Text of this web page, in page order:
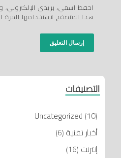
احفظ اسمي، بريدي الإلكتروني،
هذا المتصفح لاستخدامها المرة
التصنيفات
Uncategorized (10)
أخبار تقنية (6)
إنترنت (16)